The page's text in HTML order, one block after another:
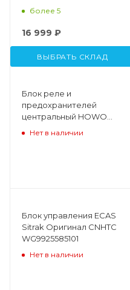
более 5
16 999 ₽
ВЫБРАТЬ СКЛАД
Блок реле и
предохранителей
центральный HOWO
Нет в наличии
Блок управления ECAS
Sitrak Оригинал CNHTC
WG9925585101
Нет в наличии